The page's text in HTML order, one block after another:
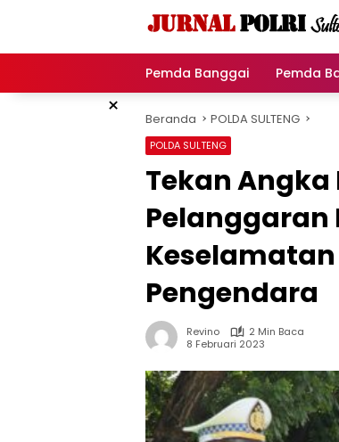
Pemda Banggai Pemda
× Beranda POLDA SULTENG
POLDA SULTENG
Tekan
Pelanggaran
Pengendara
Revino
2 Min Baca
8 Februari 2023